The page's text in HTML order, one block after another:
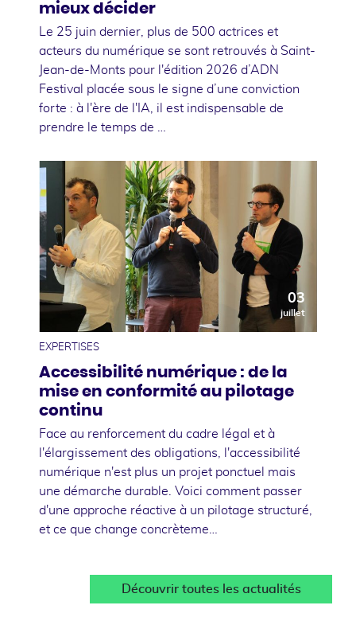
mieux décider
Le 25 juin dernier, plus de 500 actrices et
acteurs du numérique se sont retrouvés à Saint-
Jean-de-Monts pour l'édition 2026 d’ADN
Festival placée sous le signe d’une conviction
forte : à l'ère de l'IA, il est indispensable de
prendre le temps de …
03
juillet
EXPERTISES
Accessibilité numérique : de la
mise en conformité au pilotage
continu
Face au renforcement du cadre légal et à
l'élargissement des obligations, l'accessibilité
numérique n'est plus un projet ponctuel mais
une démarche durable. Voici comment passer
d'une approche réactive à un pilotage structuré,
et ce que change concrèteme…
Découvrir toutes les actualités